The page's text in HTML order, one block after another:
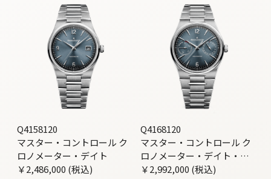
Q4158120
マスター・コントロール ク
ロノメーター・デイト
￥2,486,000 (税込)
Q4168120
マスター・コントロール ク
ロノメーター・デイト・パ
ワーリザーブ
￥2,992,000 (税込)